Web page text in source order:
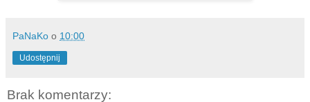
PaNaKo o 10:00
Udostępnij
Brak komentarzy: